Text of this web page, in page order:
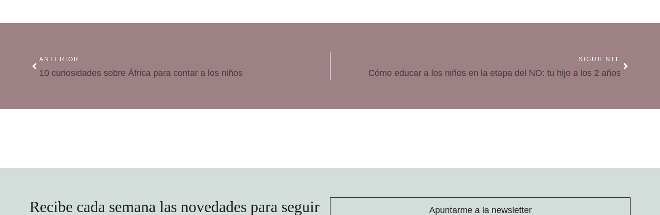
ANTERIOR
10 curiosidades sobre África para contar a los niños
SIGUIENTE
Cómo educar a los niños en la etapa del NO: tu hijo a los 2 años
Recibe cada semana las novedades para seguir
Apuntarme a la newsletter